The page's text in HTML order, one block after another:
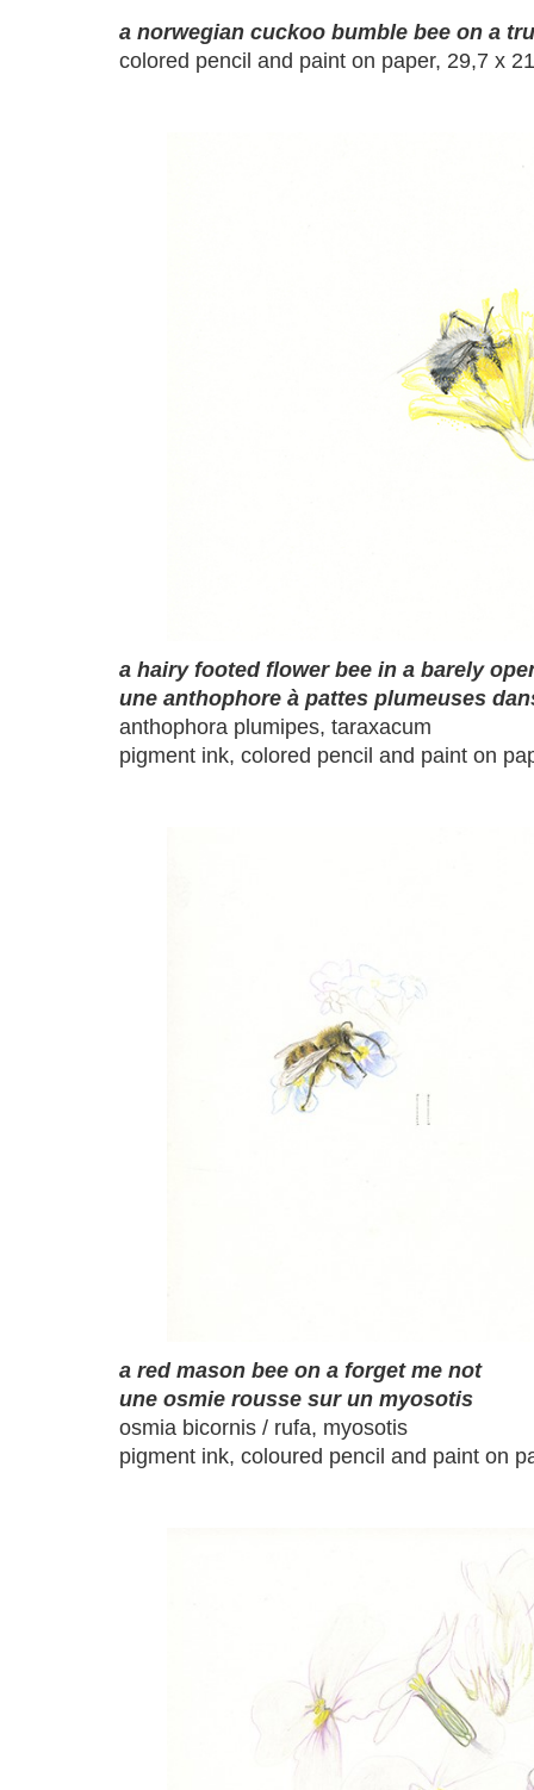
a norwegian cuckoo bumble bee on a
colored pencil and paint on paper, 29,7 x
a hairy footed flower bee in a barely
une anthophore à pattes plumeuses
anthophora plumipes, taraxacum
pigment ink, colored pencil and paint on
a red mason bee on a forget me not
une osmie rousse sur un myosotis
osmia bicornis / rufa, myosotis
pigment ink, coloured pencil and paint on